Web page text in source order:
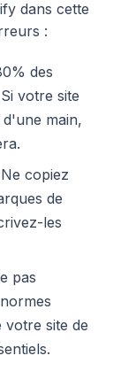
dans cette
:
des
votre site
main,
Ne copiez
de
les
pas
votre site de